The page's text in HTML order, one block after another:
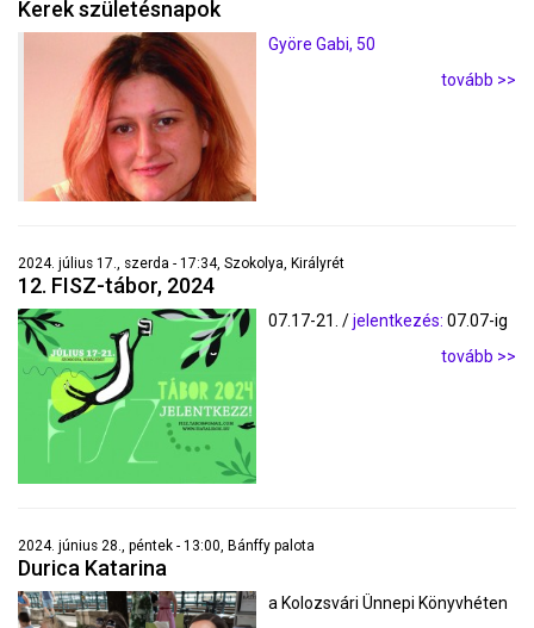
Kerek születésnapok
Györe Gabi, 50
tovább >>
2024. július 17., szerda - 17:34, Szokolya, Királyrét
12. FISZ-tábor, 2024
07.17-21. /jelentkezés: 07.07-ig
tovább >>
2024. június 28., péntek - 13:00, Bánffy palota
Durica Katarina
a Kolozsvári Ünnepi Könyvhéten